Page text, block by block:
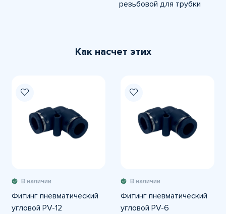
резьбовой для трубки
Как насчет этих
В наличии
Фитинг пневматический
угловой PV-12
В наличии
Фитинг пневматический
угловой PV-6